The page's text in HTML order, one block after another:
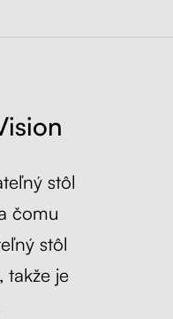
stôl
čomu
stôl
takže je